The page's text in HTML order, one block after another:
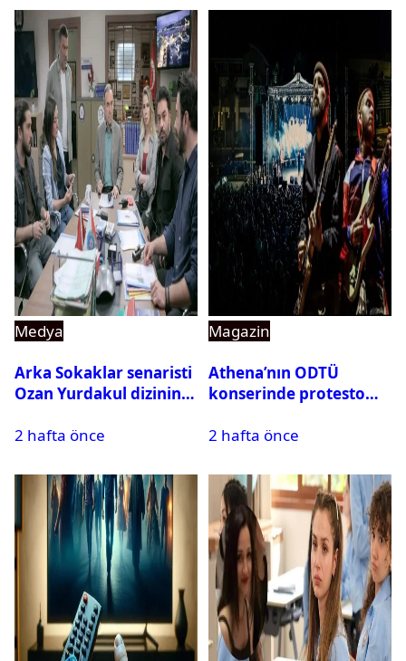
Medya
Arka Sokaklar senaristi
Ozan Yurdakul dizinin
2 hafta önce
Magazin
Athena’nın ODTÜ
konserinde protesto
2 hafta önce